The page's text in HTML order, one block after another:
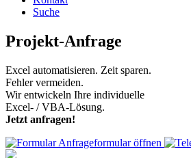
Suche
Projekt-Anfrage
Excel automatisieren. Zeit sparen.
Fehler vermeiden.
Wir entwickeln Ihre individuelle
Excel- / VBA-Lösung.
Jetzt anfragen!
Anfrageformular öffnen